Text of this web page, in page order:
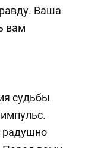
Ваша
вам
судьбы
радушно